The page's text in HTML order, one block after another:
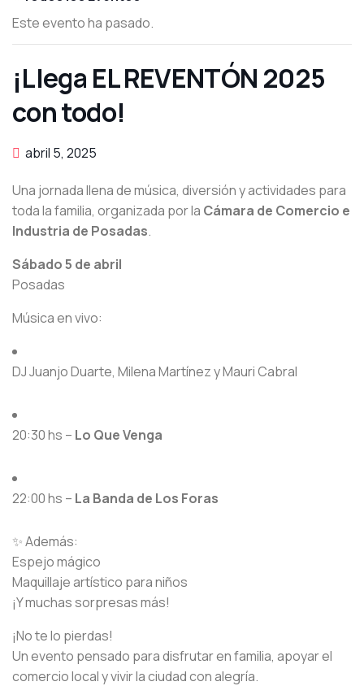
Este evento ha pasado.
¡Llega EL REVENTÓN 2025
con todo!
abril 5, 2025
Una jornada llena de música, diversión y actividades para
toda la familia, organizada por la Cámara de Comercio e
Industria de Posadas.
Sábado 5 de abril
Posadas
Música en vivo:
DJ Juanjo Duarte, Milena Martínez y Mauri Cabral
20:30 hs – Lo Que Venga
22:00 hs – La Banda de Los Foras
✨ Además:
Espejo mágico
Maquillaje artístico para niños
¡Y muchas sorpresas más!
¡No te lo pierdas!
Un evento pensado para disfrutar en familia, apoyar el
comercio local y vivir la ciudad con alegría.